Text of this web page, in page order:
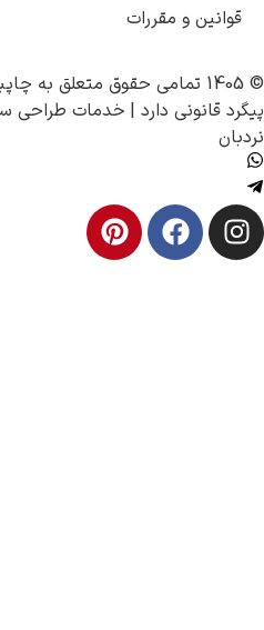
و مقررات
چاپبو
دارد | خدمات طراحی سایت